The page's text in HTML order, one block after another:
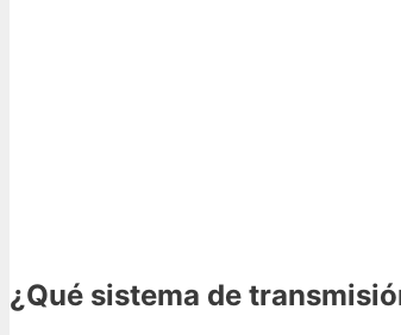
¿Qué sistema de